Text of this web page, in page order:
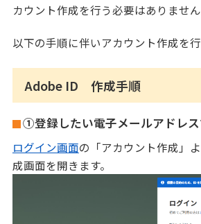
カウント作成を行う必要はありません
以下の手順に伴いアカウント作成を行
Adobe ID 作成手順
①登録したい電子メールアドレ
ログイン画面の「アカウント作成」
成画面を開きます。